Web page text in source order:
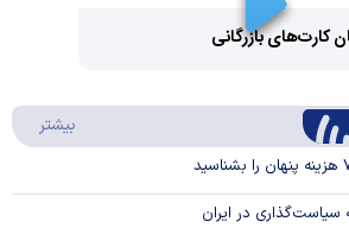
Video
Video
کارت‌های بازرگانی
بیشتر
در ایران